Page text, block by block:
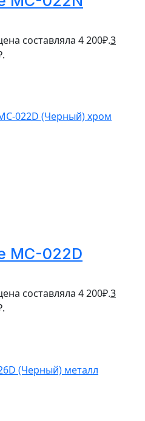
составляла 4 200₽.3
MC-022D
составляла 4 200₽.3